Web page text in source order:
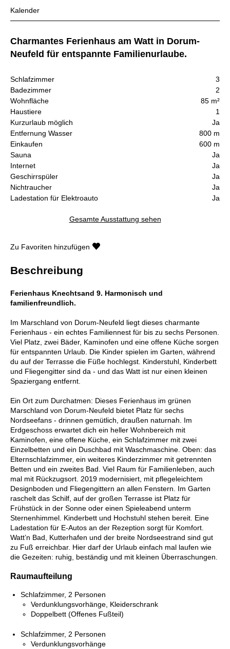
Kalender
Charmantes Ferienhaus am Watt in Dorum-
Neufeld für entspannte Familienurlaube.
Schlafzimmer
3
Badezimmer
2
Wohnfläche
85 m²
Haustiere
1
Kurzurlaub möglich
Ja
Entfernung Wasser
800 m
Einkaufen
600 m
Sauna
Ja
Internet
Ja
Geschirrspüler
Ja
Nichtraucher
Ja
Ladestation für Elektroauto
Ja
Gesamte Ausstattung sehen
Zu Favoriten hinzufügen
Beschreibung
Ferienhaus Knechtsand 9. Harmonisch und
familienfreundlich.
Im Marschland von Dorum-Neufeld liegt dieses charmante
Ferienhaus - ein echtes Familiennest für bis zu sechs Personen.
Viel Platz, zwei Bäder, Kaminofen und eine offene Küche sorgen
für entspannten Urlaub. Die Kinder spielen im Garten, während
du auf der Terrasse die Füße hochlegst. Kinderstuhl, Kinderbett
und Fliegengitter sind da - und das Watt ist nur einen kleinen
Spaziergang entfernt.
Ein Ort zum Durchatmen: Dieses Ferienhaus im grünen
Marschland von Dorum-Neufeld bietet Platz für sechs
Nordseefans - drinnen gemütlich, draußen naturnah. Im
Erdgeschoss erwartet dich ein heller Wohnbereich mit
Kaminofen, eine offene Küche, ein Schlafzimmer mit zwei
Einzelbetten und ein Duschbad mit Waschmaschine. Oben: das
Elternschlafzimmer, ein weiteres Kinderzimmer mit getrennten
Betten und ein zweites Bad. Viel Raum für Familienleben, auch
mal mit Rückzugsort. 2019 modernisiert, mit pflegeleichtem
Designboden und Fliegengittern an allen Fenstern. Im Garten
raschelt das Schilf, auf der großen Terrasse ist Platz für
Frühstück in der Sonne oder einen Spieleabend unterm
Sternenhimmel. Kinderbett und Hochstuhl stehen bereit. Eine
Ladestation für E-Autos an der Rezeption sorgt für Komfort.
Watt’n Bad, Kutterhafen und der breite Nordseestrand sind gut
zu Fuß erreichbar. Hier darf der Urlaub einfach mal laufen wie
die Gezeiten: ruhig, beständig und mit kleinen Überraschungen.
Raumaufteilung
Schlafzimmer, 2 Personen
Verdunklungsvorhänge, Kleiderschrank
Doppelbett (Offenes Fußteil)
Schlafzimmer, 2 Personen
Verdunklungsvorhänge